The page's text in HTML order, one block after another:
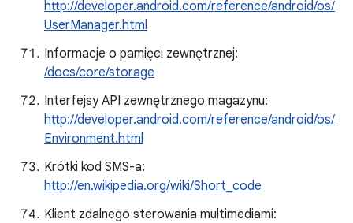
http://developer.android.com/reference/android/os/
UserManager.html
Informacje o pamięci zewnętrznej:
/docs/core/storage
Interfejsy API zewnętrznego magazynu:
http://developer.android.com/reference/android/os/
Environment.html
Krótki kod SMS-a:
http://en.wikipedia.org/wiki/Short_code
Klient zdalnego sterowania multimediami: